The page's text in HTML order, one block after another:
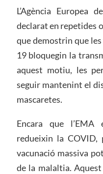
L’Agència Europea
declarat en repetides
que demostrin que
19 bloquegin la
aquest motiu, les
seguir mantenint el
mascaretes.
Encara que l’EMA
redueixin la
vacunació massiva
de la malaltia.